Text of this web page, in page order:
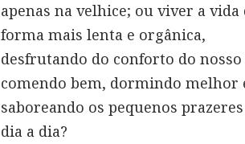
apenas na velhice; ou viver a vida
forma mais lenta e orgânica,
desfrutando do conforto do nosso
comendo bem, dormindo melhor
saboreando os pequenos
dia a dia?